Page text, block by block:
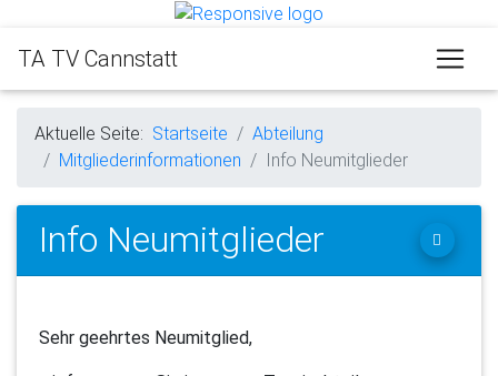
TA TV Cannstatt
Aktuelle Seite: Startseite
Abteilung
Mitgliederinformationen
Info Neumitglieder
Info Neumitglieder
Sehr geehrtes Neumitglied,